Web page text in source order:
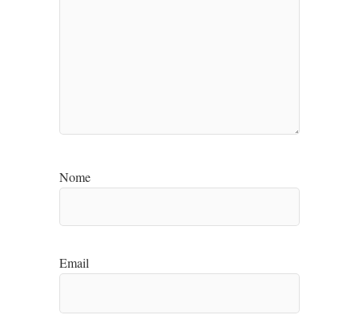
Nome
Email